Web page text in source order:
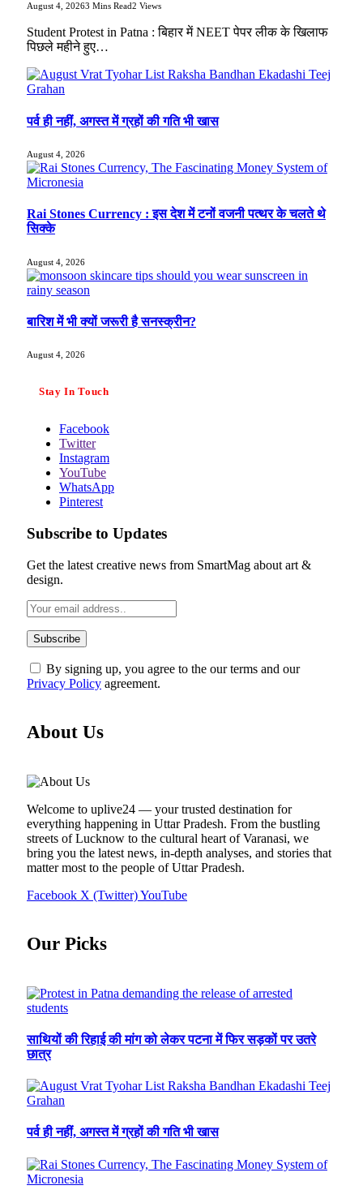
August 4, 20263 Mins Read2 Views
Student Protest in Patna : बिहार में NEET पेपर लीक के खिलाफ
पिछले महीने हुए…
पर्व ही नहीं, अगस्त में ग्रहों की गति भी खास
August 4, 2026
Rai Stones Currency : इस देश में टनों वजनी पत्थर के चलते थे
सिक्के
August 4, 2026
बारिश में भी क्यों जरूरी है सनस्क्रीन?
August 4, 2026
Stay In Touch
Facebook
Twitter
Instagram
YouTube
WhatsApp
Pinterest
Subscribe to Updates
Get the latest creative news from SmartMag about art &
design.
By signing up, you agree to the our terms and our
Privacy Policy agreement.
About Us
Welcome to uplive24 — your trusted destination for
everything happening in Uttar Pradesh. From the bustling
streets of Lucknow to the cultural heart of Varanasi, we
bring you the latest news, in-depth analyses, and stories that
matter most to the people of Uttar Pradesh.
Facebook X (Twitter)YouTube
Our Picks
साथियों की रिहाई की मांग को लेकर पटना में फिर सड़कों पर उतरे
छात्र
पर्व ही नहीं, अगस्त में ग्रहों की गति भी खास